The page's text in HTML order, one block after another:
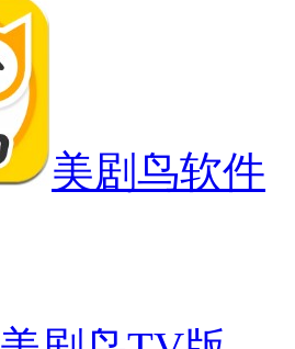
美剧鸟软件